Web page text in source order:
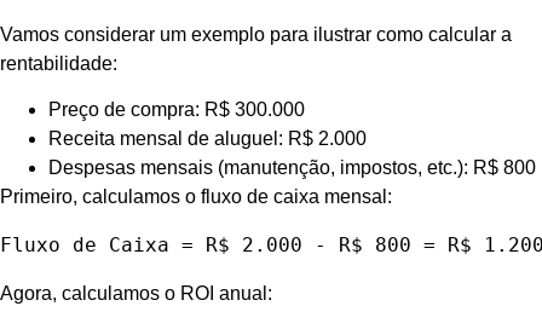
Vamos considerar um exemplo para ilustrar como calcular a
rentabilidade:
Preço de compra: R$ 300.000
Receita mensal de aluguel: R$ 2.000
Despesas mensais (manutenção, impostos, etc.): R$ 800
Primeiro, calculamos o fluxo de caixa mensal:
Fluxo de Caixa = R$ 2.000 - R$ 800 = R$
Agora, calculamos o ROI anual: